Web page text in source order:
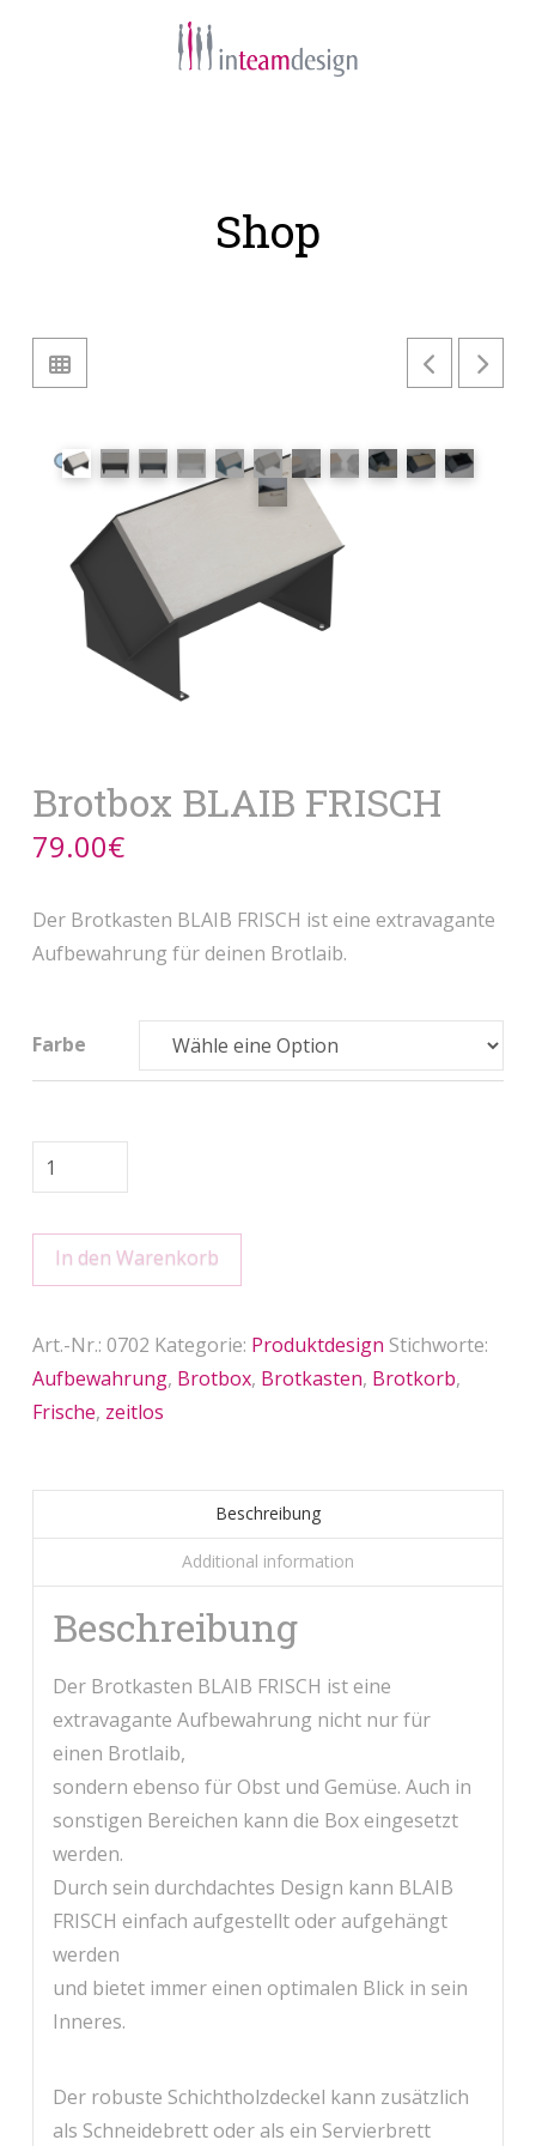
Shop
Brotbox BLAIB FRISCH
79.00€
Der Brotkasten BLAIB FRISCH ist eine extravagante
Aufbewahrung für deinen Brotlaib.
Farbe
Brotbox
BLAIB
quantity
In den Warenkorb
Art.-Nr.: 0702 Kategorie: Produktdesign Stichworte:
Aufbewahrung, Brotbox, Brotkasten, Brotkorb,
Frische, zeitlos
Beschreibung
Additional information
Beschreibung
Der Brotkasten BLAIB FRISCH ist eine
extravagante Aufbewahrung nicht nur für
einen Brotlaib,
sondern ebenso für Obst und Gemüse. Auch in
sonstigen Bereichen kann die Box eingesetzt
werden.
Durch sein durchdachtes Design kann BLAIB
FRISCH einfach aufgestellt oder aufgehängt
werden
und bietet immer einen optimalen Blick in sein
Inneres.
Der robuste Schichtholzdeckel kann zusätzlich
als Schneidebrett oder als ein Servierbrett